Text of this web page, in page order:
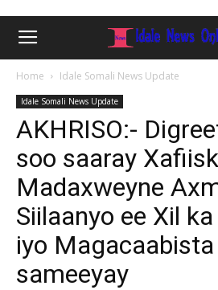
Home Idale Somali News Update
Idale Somali News Update
AKHRISO:-
soo saaray
Madaxweyne
Siilaanyo ee Xil
iyo
sameeyay